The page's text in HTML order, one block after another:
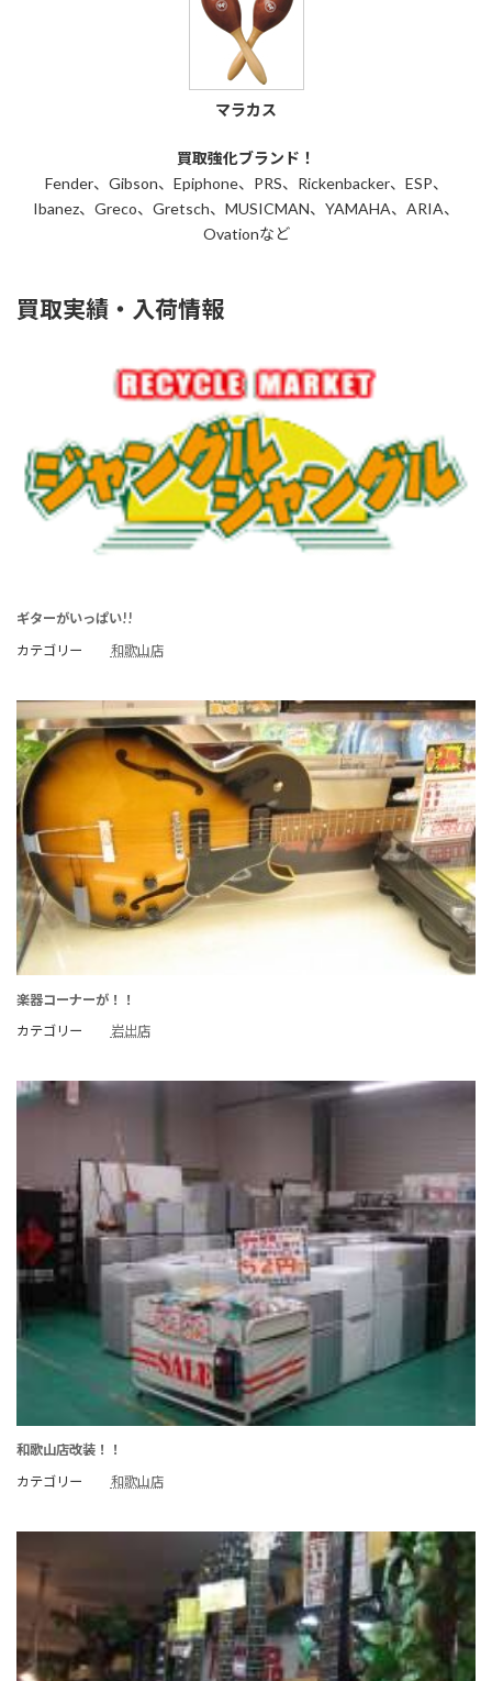
マラカス
買取強化ブランド！
Fender、Gibson、Epiphone、PRS、Rickenbacker、ESP、
Ibanez、Greco、Gretsch、MUSICMAN、YAMAHA、ARIA、
Ovationなど
買取実績・入荷情報
ギターがいっぱい!!
カテゴリー
和歌山店
楽器コーナーが！！
カテゴリー
岩出店
和歌山店改装！！
カテゴリー
和歌山店